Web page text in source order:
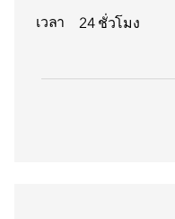
เวลา 24 ชั่วโมง